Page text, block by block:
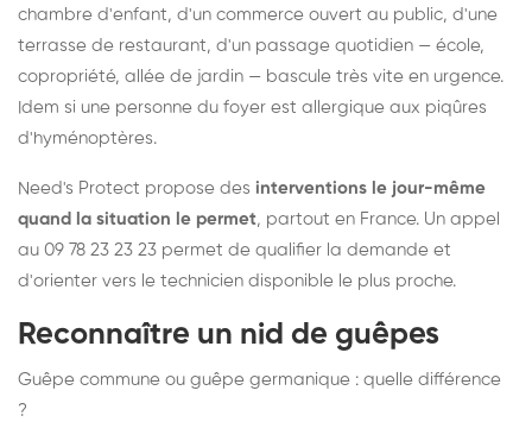
chambre d'enfant, d'un commerce ouvert au public, d'une
terrasse de restaurant, d'un passage quotidien — école,
copropriété, allée de jardin — bascule très vite en urgence.
Idem si une personne du foyer est allergique aux piqûres
d'hyménoptères.
Need's Protect propose des interventions le jour-même
quand la situation le permet, partout en France. Un appel
au 09 78 23 23 23 permet de qualifier la demande et
d'orienter vers le technicien disponible le plus proche.
Reconnaître un nid de guêpes
Guêpe commune ou guêpe germanique : quelle différence
?